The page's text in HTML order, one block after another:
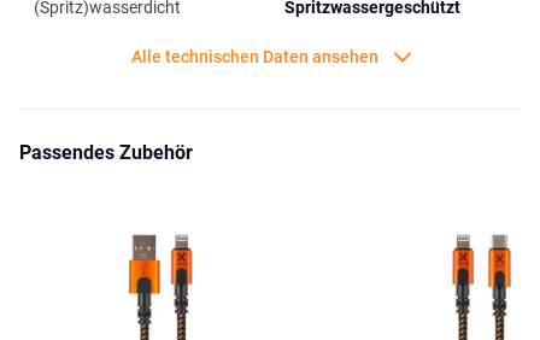
Downloads
(Spritz)wasserdicht Spritzwassergeschützt
Alle technischen Daten ansehen
Passendes Zubehör